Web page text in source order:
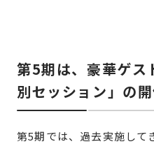
第5期は、豪華ゲ
別セッション」の
第5期では、過去実施し